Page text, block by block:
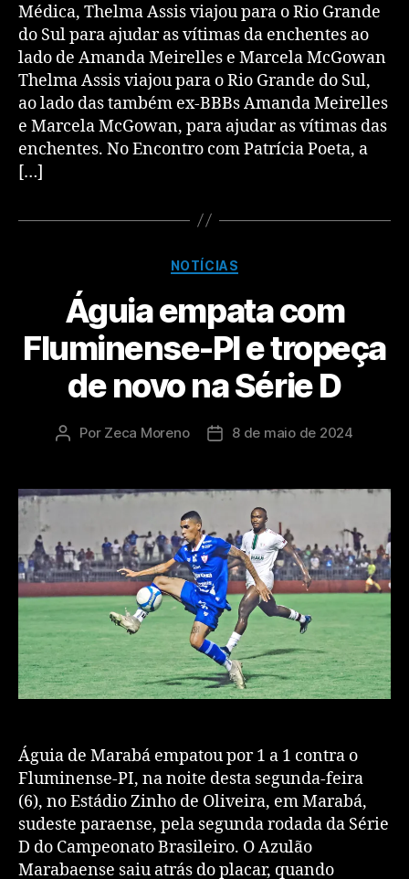
Médica, Thelma Assis viajou para o Rio Grande
do Sul para ajudar as vítimas da enchentes ao
lado de Amanda Meirelles e Marcela McGowan
Thelma Assis viajou para o Rio Grande do Sul,
ao lado das também ex-BBBs Amanda Meirelles
e Marcela McGowan, para ajudar as vítimas das
enchentes. No Encontro com Patrícia Poeta, a
[…]
NOTÍCIAS
Águia empata com
Fluminense-PI e tropeça
de novo na Série D
Por Zeca Moreno 8 de maio de 2024
Águia de Marabá empatou por 1 a 1 contra o
Fluminense-PI, na noite desta segunda-feira
(6), no Estádio Zinho de Oliveira, em Marabá,
sudeste paraense, pela segunda rodada da Série
D do Campeonato Brasileiro. O Azulão
Marabaense saiu atrás do placar, quando